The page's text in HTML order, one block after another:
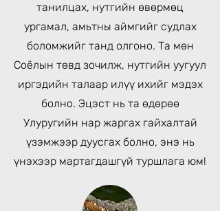
танилцах, нутгийн өвөрмөц
ургамал, амьтны аймгийг судлах
боломжийг танд олгоно. Та мөн
Соёлын төвд зочилж, нутгийн уугуул
иргэдийн талаар илүү ихийг мэдэх
болно. Эцэст нь та өдөрөө
Улуругийн нар жаргах гайхалтай
үзэмжээр дуусгах болно, энэ нь
үнэхээр мартагдашгүй туршлага юм!